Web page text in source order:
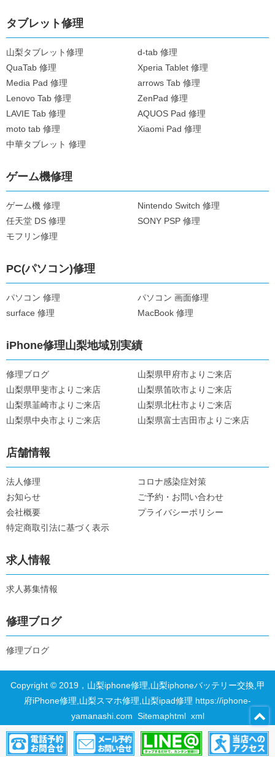
タブレット修理
山梨タブレット修理
d-tab 修理
QuaTab 修理
Xperia Tablet 修理
Media Pad 修理
arrows Tab 修理
Lenovo Tab 修理
ZenPad 修理
LAVIE Tab 修理
AQUOS Pad 修理
moto tab 修理
Xiaomi Pad 修理
中華タブレット 修理
ゲーム機修理
ゲーム機 修理
Nintendo Switch 修理
任天堂 DS 修理
SONY PSP 修理
モフリン修理
PC(パソコン)修理
パソコン 修理
パソコン 画面修理
surface 修理
MacBook 修理
iPhone修理山梨地域別実績
修理ブログ
山梨県甲府市よりご来店
山梨県甲斐市よりご来店
山梨県笛吹市よりご来店
山梨県韮崎市よりご来店
山梨県北杜市よりご来店
山梨県中央市よりご来店
山梨県富士吉田市よりご来店
店舗情報
法人修理
コロナ感染症対策
お知らせ
ご予約・お問い合わせ
会社概要
プライバシーポリシー
特定商取引法に基づく表示
求人情報
求人募集情報
修理ブログ
修理ブログ
Copyright © 2019，山梨iphone修理,山梨iphoneバッテリー交換,甲
府iPhone修理,山梨スマホ修理,山梨ipad修理 https://iphone-
yamanashi.com Sitemaphtml xml